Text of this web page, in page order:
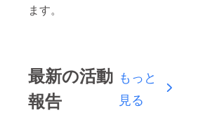
ます。
最新の活動
報告
もっと
見る